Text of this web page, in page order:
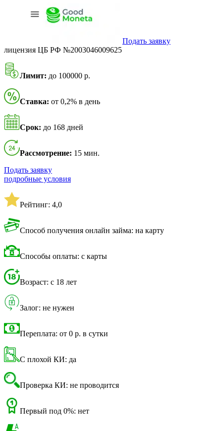
Подать заявку
лицензия ЦБ РФ №2003046009625
Лимит: до 100000 р.
Ставка: от 0,2% в день
Срок: до 168 дней
Рассмотрение: 15 мин.
Подать заявку
подробные условия
Рейтинг: 4,0
Способ получения онлайн займа: на карту
Способы оплаты: с карты
Возраст: с 18 лет
Залог: не нужен
Переплата: от 0 р. в сутки
С плохой КИ: да
Проверка КИ: не проводится
Первый под 0%: нет